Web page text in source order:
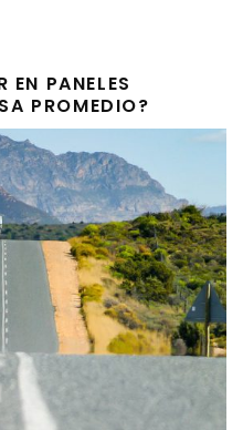
EN PANELES
PROMEDIO?